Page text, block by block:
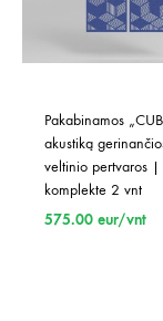
Pakabinamos
akustiką
veltinio pertvaros |
komplekte 2 vnt
575.00 eur/vnt